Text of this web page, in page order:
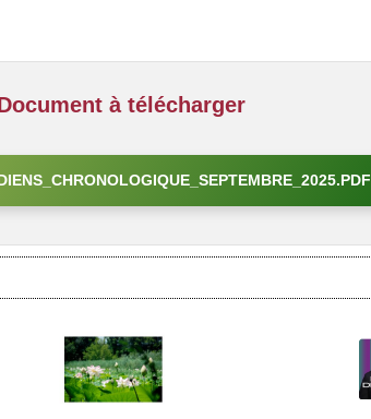
à télécharger